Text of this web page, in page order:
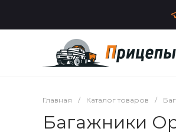
Главная / Каталог товаров /
Багажники